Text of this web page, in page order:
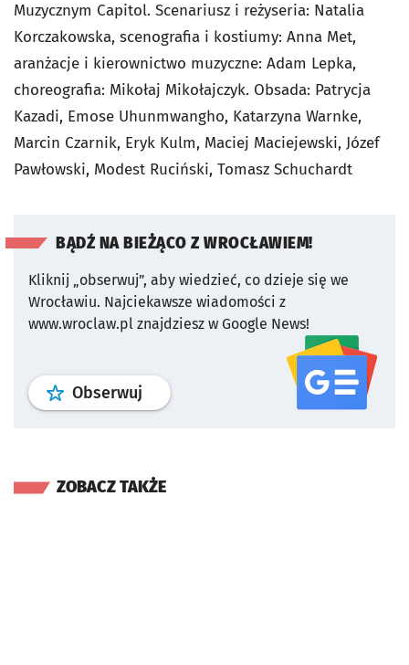
Muzycznym Capitol. Scenariusz i reżyseria: Natalia
Korczakowska, scenografia i kostiumy: Anna Met,
aranżacje i kierownictwo muzyczne: Adam Lepka,
choreografia: Mikołaj Mikołajczyk. Obsada: Patrycja
Kazadi, Emose Uhunmwangho, Katarzyna Warnke,
Marcin Czarnik, Eryk Kulm, Maciej Maciejewski, Józef
Pawłowski, Modest Ruciński, Tomasz Schuchardt
BĄDŹ NA BIEŻĄCO Z WROCŁAWIEM!
Kliknij „obserwuj”, aby wiedzieć, co dzieje się we
Wrocławiu. Najciekawsze wiadomości z
www.wroclaw.pl znajdziesz w Google News!
Obserwuj profil serwisu
ZOBACZ TAKŻE